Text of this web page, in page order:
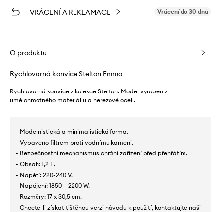
VRÁCENÍ A REKLAMACE Vrácení do 30 dnů
O produktu
Rychlovarná konvice Stelton Emma
Rychlovarná konvice z kolekce Stelton. Model vyroben z
umělohmotného materiáliu a nerezové oceli.
- Modernistická a minimalistická forma.
- Vybaveno filtrem proti vodnímu kameni.
- Bezpečnostní mechanismus chrání zařízení před přehřátím.
- Obsah: 1,2 L.
- Napětí: 220-240 V.
- Napájení: 1850 – 2200 W.
- Rozměry: 17 x 30,5 cm.
- Chcete-li získat tištěnou verzi návodu k použití, kontaktujte naši